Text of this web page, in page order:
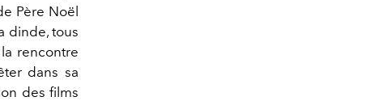
Père Noël
dinde, tous
rencontre
dans sa
des films